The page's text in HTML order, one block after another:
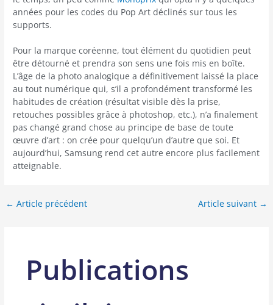
années pour les codes du Pop Art déclinés sur tous les
supports.
Pour la marque coréenne, tout élément du quotidien peut
être détourné et prendra son sens une fois mis en boîte.
L’âge de la photo analogique a définitivement laissé la place
au tout numérique qui, s’il a profondément transformé les
habitudes de création (résultat visible dès la prise,
retouches possibles grâce à photoshop, etc.), n’a finalement
pas changé grand chose au principe de base de toute
œuvre d’art : on crée pour quelqu’un d’autre que soi. Et
aujourd’hui, Samsung rend cet autre encore plus facilement
atteignable.
← Article précédent Article suivant →
Publications